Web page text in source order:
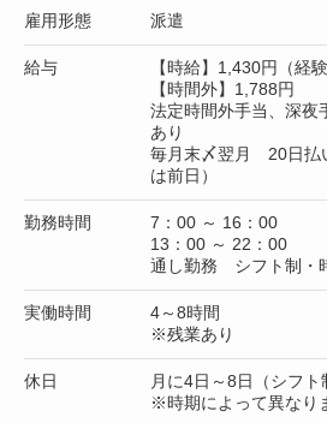
雇用形態 派遣
給与
【時給】1,430円（経
【時間外】1,788円
法定時間外手当、深夜
あり
毎月末〆翌月 20日払
は前日）
勤務時間
7：00 ～ 16：00
13：00 ～ 22：00
通し勤務 シフト制・
実働時間
4～8時間
※残業あり
休日
月に4日～8日（シフト
※時期によって異なり